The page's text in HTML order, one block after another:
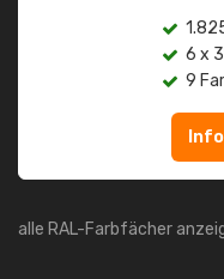
6 x
9
alle RAL-Farbfächer